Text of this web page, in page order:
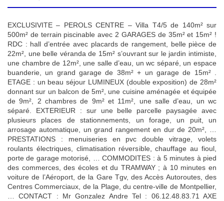
EXCLUSIVITE – PEROLS CENTRE – Villa T4/5 de 140m² sur
500m² de terrain piscinable avec 2 GARAGES de 35m² et 15m² !
RDC : hall d’entrée avec placards de rangement, belle pièce de
22m², une belle véranda de 15m² s’ouvrant sur le jardin intimiste,
une chambre de 12m², une salle d’eau, un wc séparé, un espace
buanderie, un grand garage de 38m² + un garage de 15m² .
ETAGE : un beau séjour LUMINEUX (double exposition) de 28m²
donnant sur un balcon de 5m², une cuisine aménagée et équipée
de 9m², 2 chambres de 9m² et 11m², une salle d’eau, un wc
séparé. EXTERIEUR : sur une belle parcelle paysagée avec
plusieurs places de stationnements, un forage, un puit, un
arrosage automatique, un grand rangement en dur de 20m², …
PRESTATIONS : menuiseries en pvc double vitrage, volets
roulants électriques, climatisation réversible, chauffage au fioul,
porte de garage motorisé, … COMMODITES : à 5 minutes à pied
des commerces, des écoles et du TRAMWAY ; à 10 minutes en
voiture de l’Aéroport, de la Gare Tgv, des Accès Autoroutes, des
Centres Commerciaux, de la Plage, du centre-ville de Montpellier,
… CONTACT : Mr Gonzalez Andre Tel : 06.12.48.83.71 AXE